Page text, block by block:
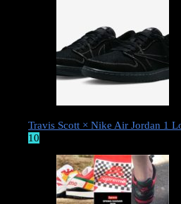
Travis Scott × Nike Air Jordan 1
10